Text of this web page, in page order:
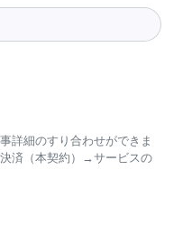
詳細のすり合わせができま
済（本契約）→サービスの